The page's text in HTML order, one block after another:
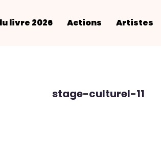
livre 2026 Actions Artistes
stage-culturel-11